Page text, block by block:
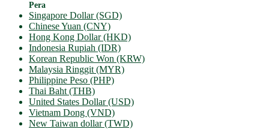
Pera
Singapore Dollar (SGD)
Chinese Yuan (CNY)
Hong Kong Dollar (HKD)
Indonesia Rupiah (IDR)
Korean Republic Won (KRW)
Malaysia Ringgit (MYR)
Philippine Peso (PHP)
Thai Baht (THB)
United States Dollar (USD)
Vietnam Dong (VND)
New Taiwan dollar (TWD)